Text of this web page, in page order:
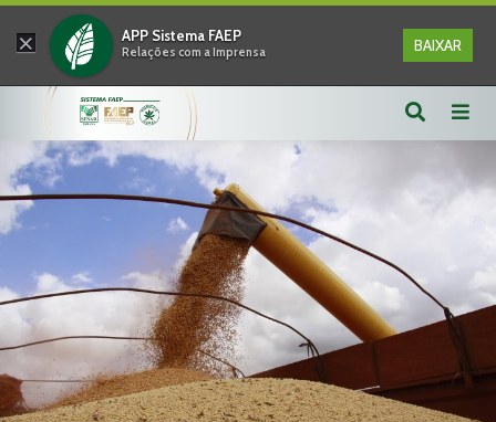
× APP Sistema FAEP
Relações com a Imprensa BAIXAR